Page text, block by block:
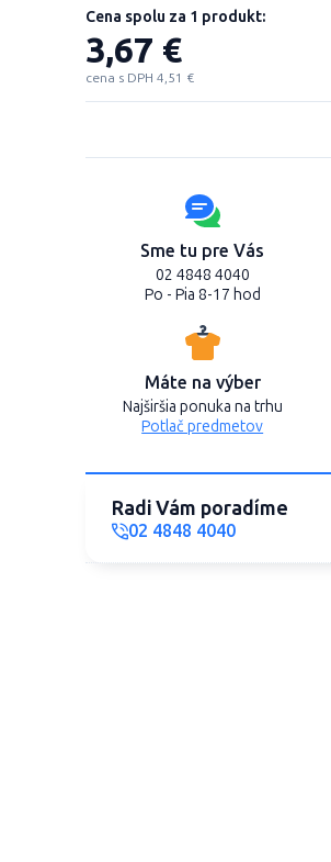
Cena spolu za 1 produkt:
3,67 €
cena s DPH 4,51 €
Sme tu pre Vás
02 4848 4040
Po - Pia 8-17 hod
Máte na výber
Najširšia ponuka na trhu
Potlač predmetov
Radi Vám poradíme
02 4848 4040